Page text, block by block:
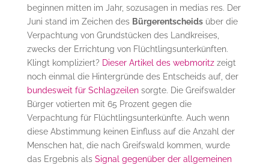
beginnen mitten im Jahr, sozusagen in medias res. Der
Juni stand im Zeichen des Bürgerentscheidsüber die
Verpachtung von Grundstücken des Landkreises,
zwecks der Errichtung von Flüchtlingsunterkünften.
Klingt kompliziert? Dieser Artikel des webmoritz zeigt
noch einmal die Hintergründe des Entscheids auf, der
bundesweit für Schlagzeilensorgte. Die Greifswalder
Bürger votierten mit 65 Prozent gegen die
Verpachtung für Flüchtlingsunterkünfte. Auch wenn
diese Abstimmung keinen Einfluss auf die Anzahl der
Menschen hat, die nach Greifswald kommen, wurde
das Ergebnis als Signal gegenüber der allgemeinen